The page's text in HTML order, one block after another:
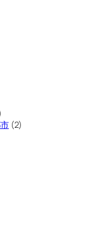
(2)